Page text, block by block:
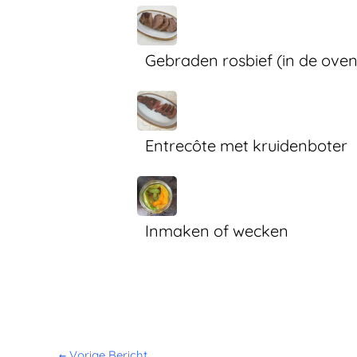
Gebraden rosbief (in de
Entrecôte met kruidenboter
Inmaken of wecken